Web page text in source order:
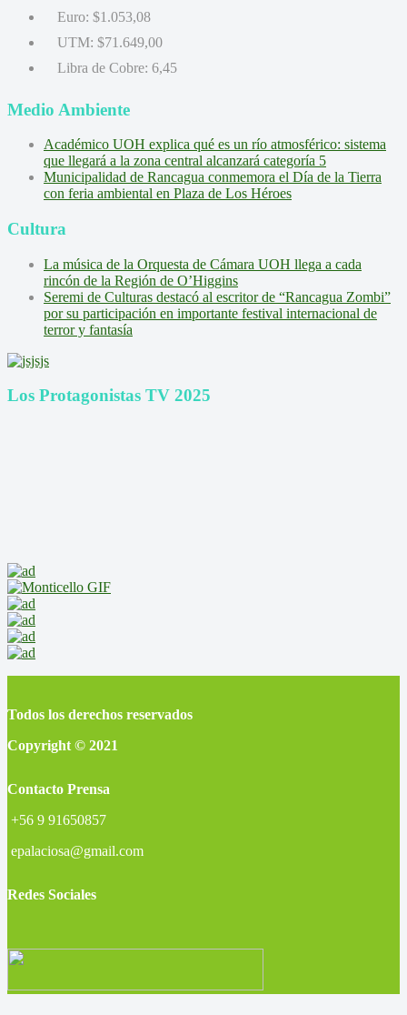
Euro: $1.053,08
UTM: $71.649,00
Libra de Cobre: 6,45
Medio Ambiente
Académico UOH explica qué es un río atmosférico: sistema
que llegará a la zona central alcanzará categoría 5
Municipalidad de Rancagua conmemora el Día de la Tierra
con feria ambiental en Plaza de Los Héroes
Cultura
La música de la Orquesta de Cámara UOH llega a cada
rincón de la Región de O’Higgins
Seremi de Culturas destacó al escritor de “Rancagua Zombi”
por su participación en importante festival internacional de
terror y fantasía
Los Protagonistas TV 2025
Todos los derechos reservados
Copyright © 2021
Contacto Prensa
+56 9 91650857
epalaciosa@gmail.com
Redes Sociales